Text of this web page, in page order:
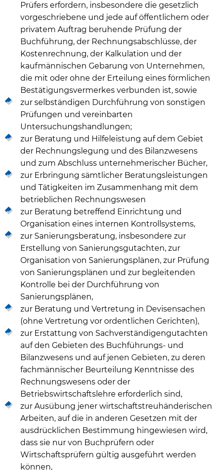
Prüfers erfordern, insbesondere die gesetzlich
vorgeschriebene und jede auf öffentlichem oder
privatem Auftrag beruhende Prüfung der
Buchführung, der Rechnungsabschlüsse, der
Kostenrechnung, der Kalkulation und der
kaufmännischen Gebarung von Unternehmen,
die mit oder ohne der Erteilung eines förmlichen
Bestätigungsvermerkes verbunden ist, sowie
zur selbständigen Durchführung von sonstigen
Prüfungen und vereinbarten
Untersuchungshandlungen;
zur Beratung und Hilfeleistung auf dem Gebiet
der Rechnungslegung und des Bilanzwesens
und zum Abschluss unternehmerischer Bücher,
zur Erbringung sämtlicher Beratungsleistungen
und Tätigkeiten im Zusammenhang mit dem
betrieblichen Rechnungswesen
zur Beratung betreffend Einrichtung und
Organisation eines internen Kontrollsystems,
zur Sanierungsberatung, insbesondere zur
Erstellung von Sanierungsgutachten, zur
Organisation von Sanierungsplänen, zur Prüfung
von Sanierungsplänen und zur begleitenden
Kontrolle bei der Durchführung von
Sanierungsplänen,
zur Beratung und Vertretung in Devisensachen
(ohne Vertretung vor ordentlichen Gerichten),
zur Erstattung von Sachverständigengutachten
auf den Gebieten des Buchführungs- und
Bilanzwesens und auf jenen Gebieten, zu deren
fachmännischer Beurteilung Kenntnisse des
Rechnungswesens oder der
Betriebswirtschaftslehre erforderlich sind,
zur Ausübung jener wirtschaftstreuhänderischen
Arbeiten, auf die in anderen Gesetzen mit der
ausdrücklichen Bestimmung hingewiesen wird,
dass sie nur von Buchprüfern oder
Wirtschaftsprüfern gültig ausgeführt werden
können,